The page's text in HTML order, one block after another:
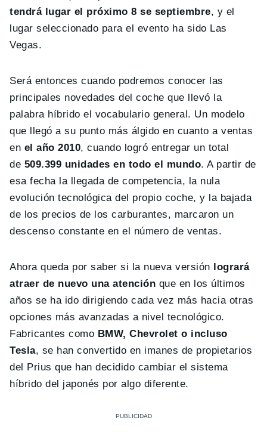
tendrá lugar el próximo 8 se septiembre, y el
lugar seleccionado para el evento ha sido Las
Vegas.
Será entonces cuando podremos conocer las
principales novedades del coche que llevó la
palabra híbrido el vocabulario general. Un modelo
que llegó a su punto más álgido en cuanto a ventas
en el año 2010, cuando logró entregar un total
de 509.399 unidades en todo el mundo. A partir de
esa fecha la llegada de competencia, la nula
evolución tecnológica del propio coche, y la bajada
de los precios de los carburantes, marcaron un
descenso constante en el número de ventas.
Ahora queda por saber si la nueva versión logrará
atraer de nuevo una atención que en los últimos
años se ha ido dirigiendo cada vez más hacia otras
opciones más avanzadas a nivel tecnológico.
Fabricantes como BMW, Chevrolet o incluso
Tesla, se han convertido en imanes de propietarios
del Prius que han decidido cambiar el sistema
híbrido del japonés por algo diferente.